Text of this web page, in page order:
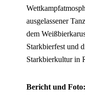
ausgelassener
dem
Starkbierfest und
Starkbierkultur in
Bericht und